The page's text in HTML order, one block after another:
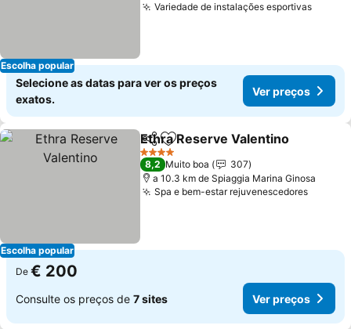
Escolha popular
Variedade de instalações esportivasVer
Selecione as datas para ver os preços
exatos.
Ver preços
Escolha popular
PartilharAdicionar aos favoritos
Ethra Reserve Valentino
4 Estrelas
8,2 Muito boa
307
a 10.3 km de Spiaggia Marina Ginosa
Spa e bem-estar rejuvenescedoresVer
De € 200
Consulte os preços de 7 sites Ver preços